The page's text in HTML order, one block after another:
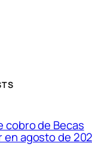
cobro de Becas
en agosto de